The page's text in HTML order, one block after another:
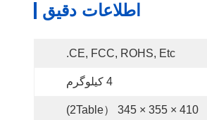
اطلاعات دقیق
CE, FCC, ROHS, Etc.
4 کیلوگرم
410 × 355 × 345 （2Table)